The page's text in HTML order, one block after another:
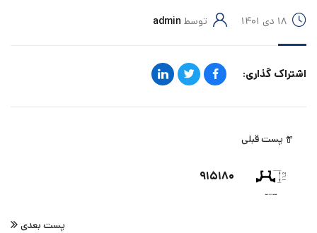
۱۸ دی ۱۴۰۱ توسط admin
اشتراک گذاری:
پست قبلی
۹۱۵۱۸۰
پست بعدی